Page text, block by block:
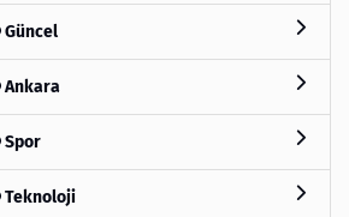
Güncel
Ankara
Spor
Teknoloji